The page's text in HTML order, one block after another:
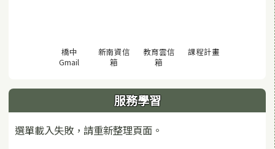
橋中
Gmail (另開視窗)
新南資信
箱
教育雲信
箱
課程計畫(另開視窗)
服務學習
選單載入失敗，請重新整理頁面。